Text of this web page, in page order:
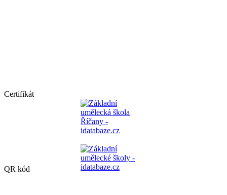
Certifikát
QR kód